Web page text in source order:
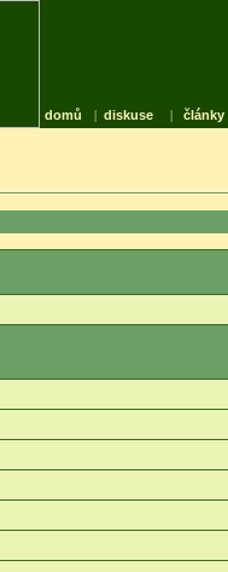
domů | diskuse | články